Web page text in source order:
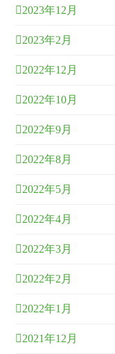
2023年12月
2023年2月
2022年12月
2022年10月
2022年9月
2022年8月
2022年5月
2022年4月
2022年3月
2022年2月
2022年1月
2021年12月